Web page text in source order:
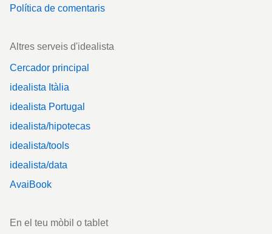
Política de comentaris
Altres serveis d'idealista
Cercador principal
idealista Itàlia
idealista Portugal
idealista/hipotecas
idealista/tools
idealista/data
AvaiBook
En el teu mòbil o tablet